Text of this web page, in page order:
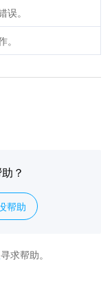
误。
。
？
帮助
寻求帮助。